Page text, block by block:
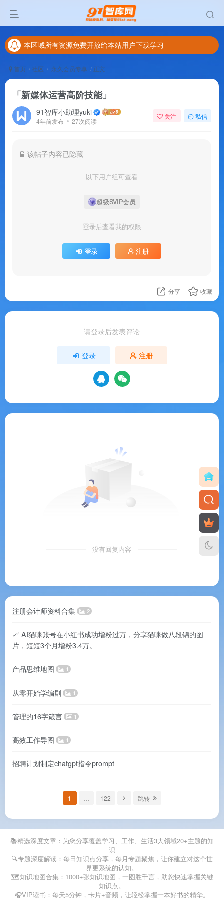
本区域所有资源免费开放给本站用户下载学习
更多优质学习资料，就在91智库网
本区域所有资源免费开放给本站用户下载学习
首页 社区 永久会员专享 正文
「新媒体运营高阶技能」
91智库小助理yuki
4年前发布 27次阅读
关注 私信
该帖子内容已隐藏
以下用户组可查看
超级SVIP会员
登录后查看我的权限
登录 注册
分享 收藏
请登录后发表评论
登录 注册
没有回复内容
注册会计师资料合集 2
📈 AI猫咪账号在小红书成功增粉过万，分享猫咪做八段锦的图
片，短短3个月增粉3.4万。
产品思维地图 1
从零开始学编剧 1
管理的16字箴言 1
高效工作导图 1
招聘计划制定chatgpt指令prompt
1 122 跳转
📚精选深度文章：为您分享覆盖学习、工作、生活3大领域20+主题的知
识
🔍专题深度解读：每日知识点分享，每月专题聚焦，让你建立对这个世
界更系统的认知。
🗺️知识地图合集：1000+张知识地图，一图胜千言，助您快速掌握关键
知识点。
🎧VIP读书：每天5分钟，卡片+音频，让轻松掌握一本好书的精华。